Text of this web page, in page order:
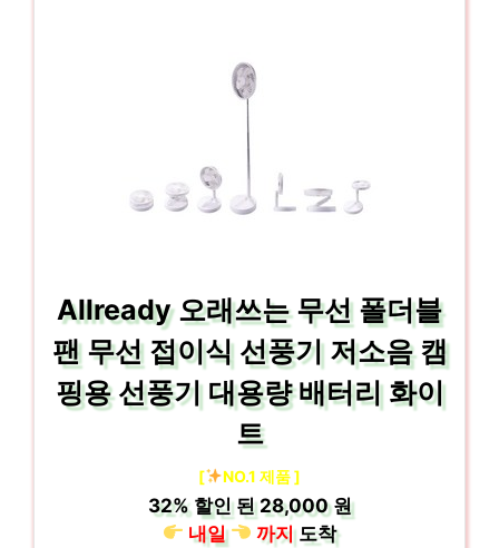
Allready 오래쓰는 무선 폴더블
팬 무선 접이식 선풍기 저소음 캠
핑용 선풍기 대용량 배터리 화이
트
[ NO.1 제품 ]
32%할인 된28,000 원
내일
까지도착